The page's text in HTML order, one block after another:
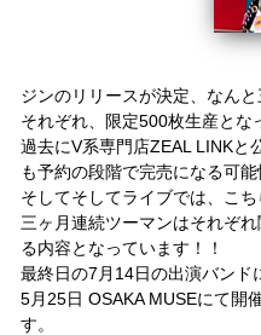
ジンのリリースが決定、なん
それぞれ、限定500枚生産とな
過去にV系専門店ZEAL LINKと
も予約の段階で完売になる可能
そしてそしてライブでは、こ
三ヶ月連続ツーマンはそれぞ
る内容となっています！！
最終日の7月14日の出演バンド
5月25日 OSAKA MUSEにて開
す。